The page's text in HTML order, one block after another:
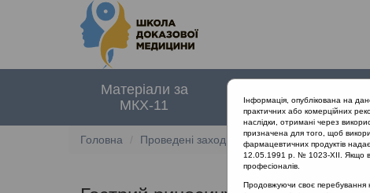
Матеріали за
МКХ-11
документи
Головна Проведені заходи Гострий риносинусит
Інформація, опублікована на
практичних або комерційних
наслідки, отримані через
призначена для того, щоб
фармацевтичних продуктів
12.05.1991 р. № 1023-XII. Якщо вам
професіоналів.
Продовжуючи своє перебування